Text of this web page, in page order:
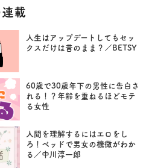
載
人生はアップデートしてもセッ
クスだけは昔のまま？／BETSY
60歳で30歳年下の男性に告白さ
れる！？年齢を重ねるほどモテ
る女性
人間を理解するにはエロをし
ろ！ベッドで男女の機微がわか
る／中川淳一郎